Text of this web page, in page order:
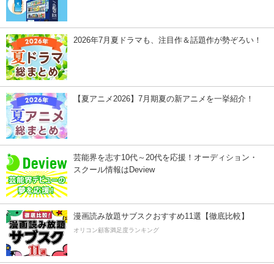
2026年7月夏ドラマも、注目作＆話題作が勢ぞろい！
【夏アニメ2026】7月期夏の新アニメを一挙紹介！
芸能界を志す10代～20代を応援！オーディション・
スクール情報はDeview
漫画読み放題サブスクおすすめ11選【徹底比較】
オリコン顧客満足度ランキング